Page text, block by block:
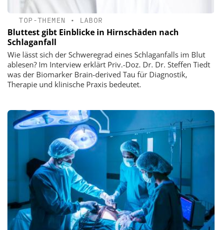
TOP-THEMEN • LABOR
Bluttest gibt Einblicke in Hirnschäden nach
Schlaganfall
Wie lässt sich der Schweregrad eines Schlaganfalls im Blut
ablesen? Im Interview erklärt Priv.-Doz. Dr. Dr. Steffen Tiedt
was der Biomarker Brain-derived Tau für Diagnostik,
Therapie und klinische Praxis bedeutet.